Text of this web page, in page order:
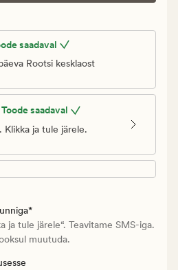
saadaval
Rootsi kesklaost
Toode saadaval
Klikka ja tule järele.
ja tule järele“. Teavitame SMS-iga.
muutuda.